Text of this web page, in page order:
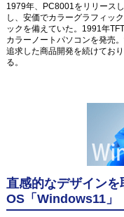
1979年、PC8001をリリース
し、安価でカラーグラフィッ
ックを備えていた。1991年
カラーノートパソコンを発売
追求した商品開発を続けてお
る。
直感的なデザイン
OS「Windows11」